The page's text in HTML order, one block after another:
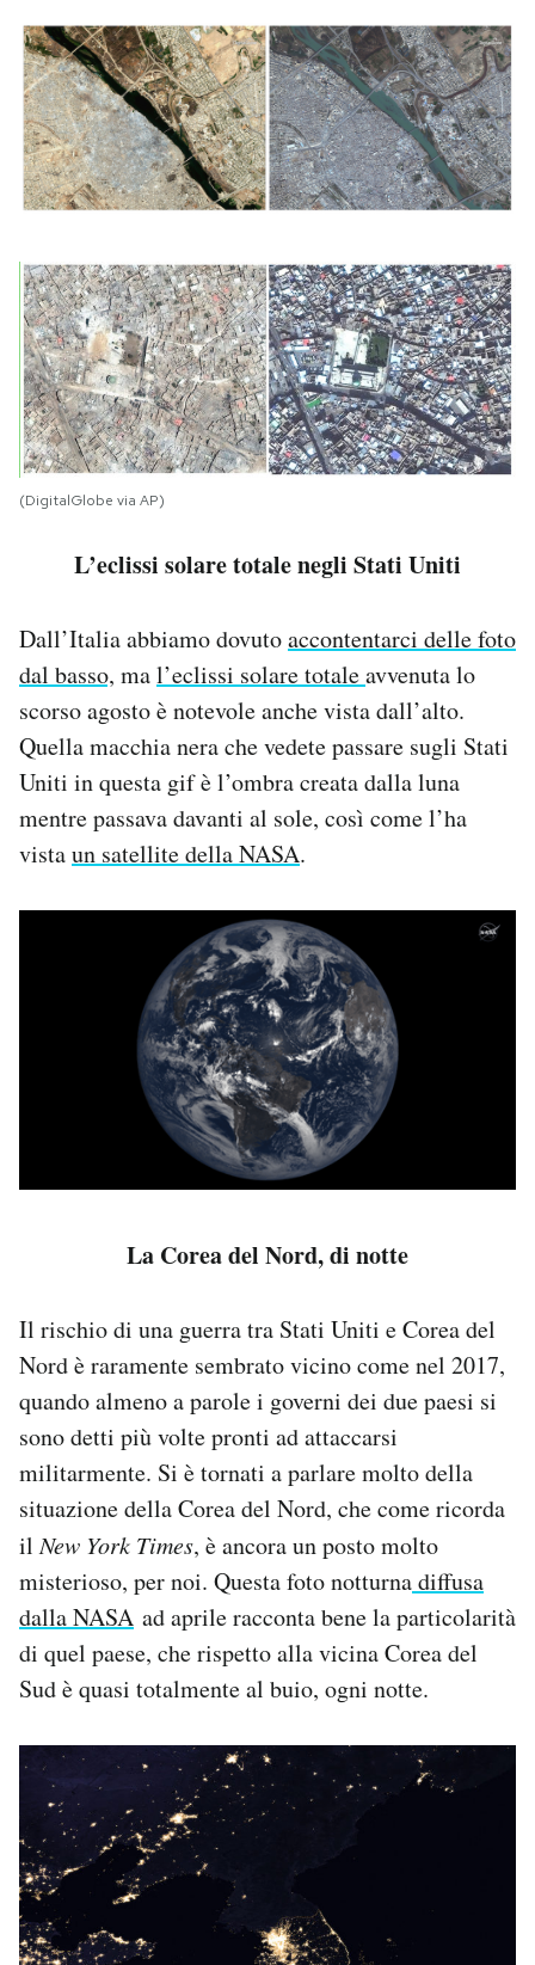
(DigitalGlobe via AP)
L’eclissi solare totale negli Stati Uniti
Dall’Italia abbiamo dovutoaccontentarci delle foto
dal basso, mal’eclissi solare totaleavvenuta lo
scorso agosto è notevole anche vista dall’alto.
Quella macchia nera che vedete passare sugli Stati
Uniti in questa gif è l’ombra creata dalla luna
mentre passava davanti al sole, così come l’ha
vistaun satellite della NASA.
La Corea del Nord, di notte
Il rischio di una guerra tra Stati Uniti e Corea del
Nord è raramente sembrato vicino come nel 2017,
quando almeno a parole i governi dei due paesi si
sono detti più volte pronti ad attaccarsi
militarmente. Si è tornati a parlare molto della
situazione della Corea del Nord, che come ricorda
ilNew York Times, è ancora un posto molto
misterioso, per noi. Questa foto notturnadiffusa
dalla NASA ad aprile racconta bene la particolarità
di quel paese, che rispetto alla vicina Corea del
Sud è quasi totalmente al buio, ogni notte.